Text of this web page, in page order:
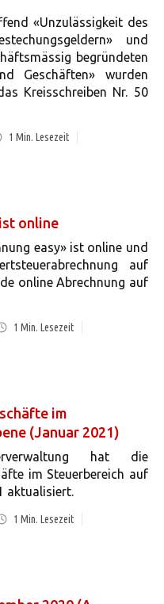
«Unzulässigkeit des
und
begründeten
Geschäften» wurden
Kreisschreiben Nr. 50
1 Min. Lesezeit
online
easy» ist online und
auf
online Abrechnung auf
1 Min. Lesezeit
im
(Januar 2021)
hat die
im Steuerbereich auf
aktualisiert.
1 Min. Lesezeit